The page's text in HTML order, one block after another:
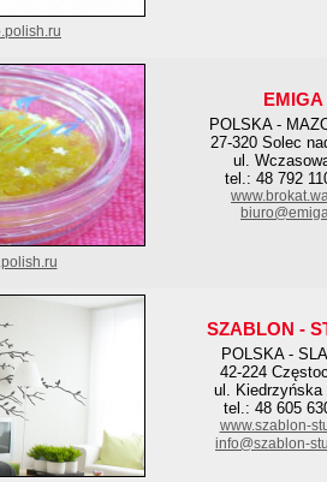
EMIGA
POLSKA -
27-320 Solec
ul.
tel.: 48 792
SZABLON -
POLSKA -
42-224
ul. Kiedrzyńska
tel.: 48 605
www.szablon-
info@szablon-